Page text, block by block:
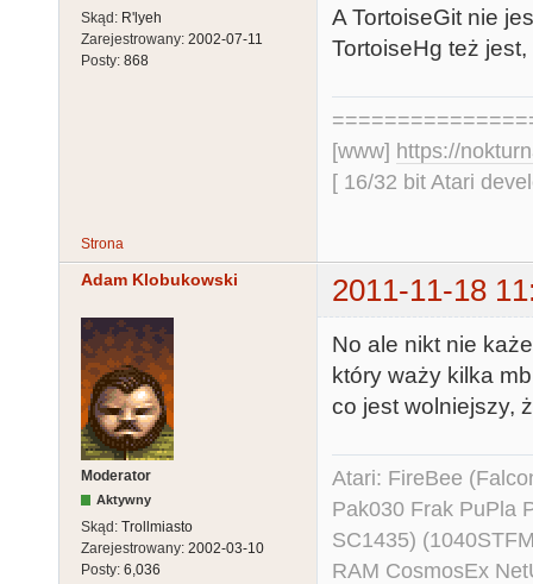
Skąd: R'lyeh
Zarejestrowany: 2002-07-11
Posty: 868
A TortoiseGit nie
TortoiseHg też
[www] https://
[ 16/32 bit Atari
Strona
Adam Klobukowski 2011-11-18
Moderator
Aktywny
Skąd: Trollmiasto
Zarejestrowany: 2002-03-10
Posty: 6,036
No ale nikt nie
który waży kilka
co jest wolniejszy,
Atari: FireBee
Pak030 Frak PuPla
SC1435)
RAM CosmosEx